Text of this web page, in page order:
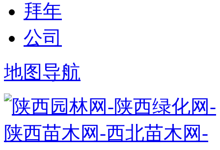
拜年
公司
地图导航